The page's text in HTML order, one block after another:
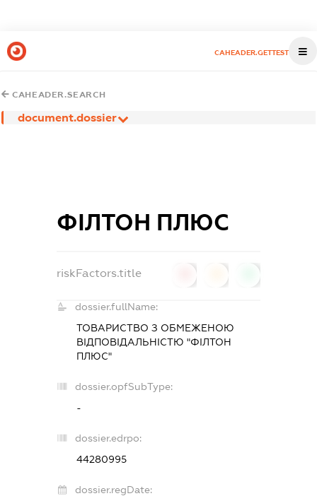
CAHEADER.GETTEST
CAHEADER.SEARCH
document.dossier
ФІЛТОН ПЛЮС
riskFactors.title
dossier.fullName:
ТОВАРИСТВО З ОБМЕЖЕНОЮ
ВІДПОВІДАЛЬНІСТЮ "ФІЛТОН
ПЛЮС"
dossier.opfSubType:
-
dossier.edrpo:
44280995
dossier.regDate: